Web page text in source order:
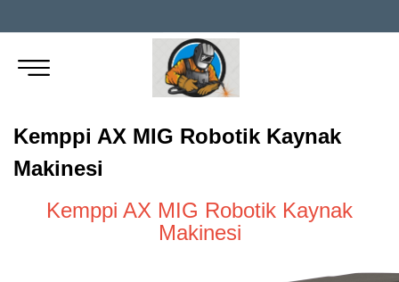
Kemppi AX MIG Robotik Kaynak
Makinesi
Kemppi AX MIG Robotik Kaynak
Makinesi